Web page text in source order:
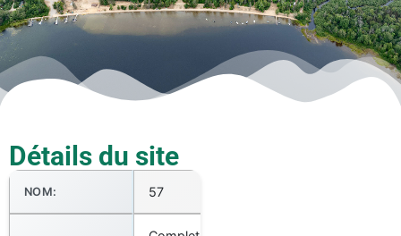
Détails du site
NOM: 57